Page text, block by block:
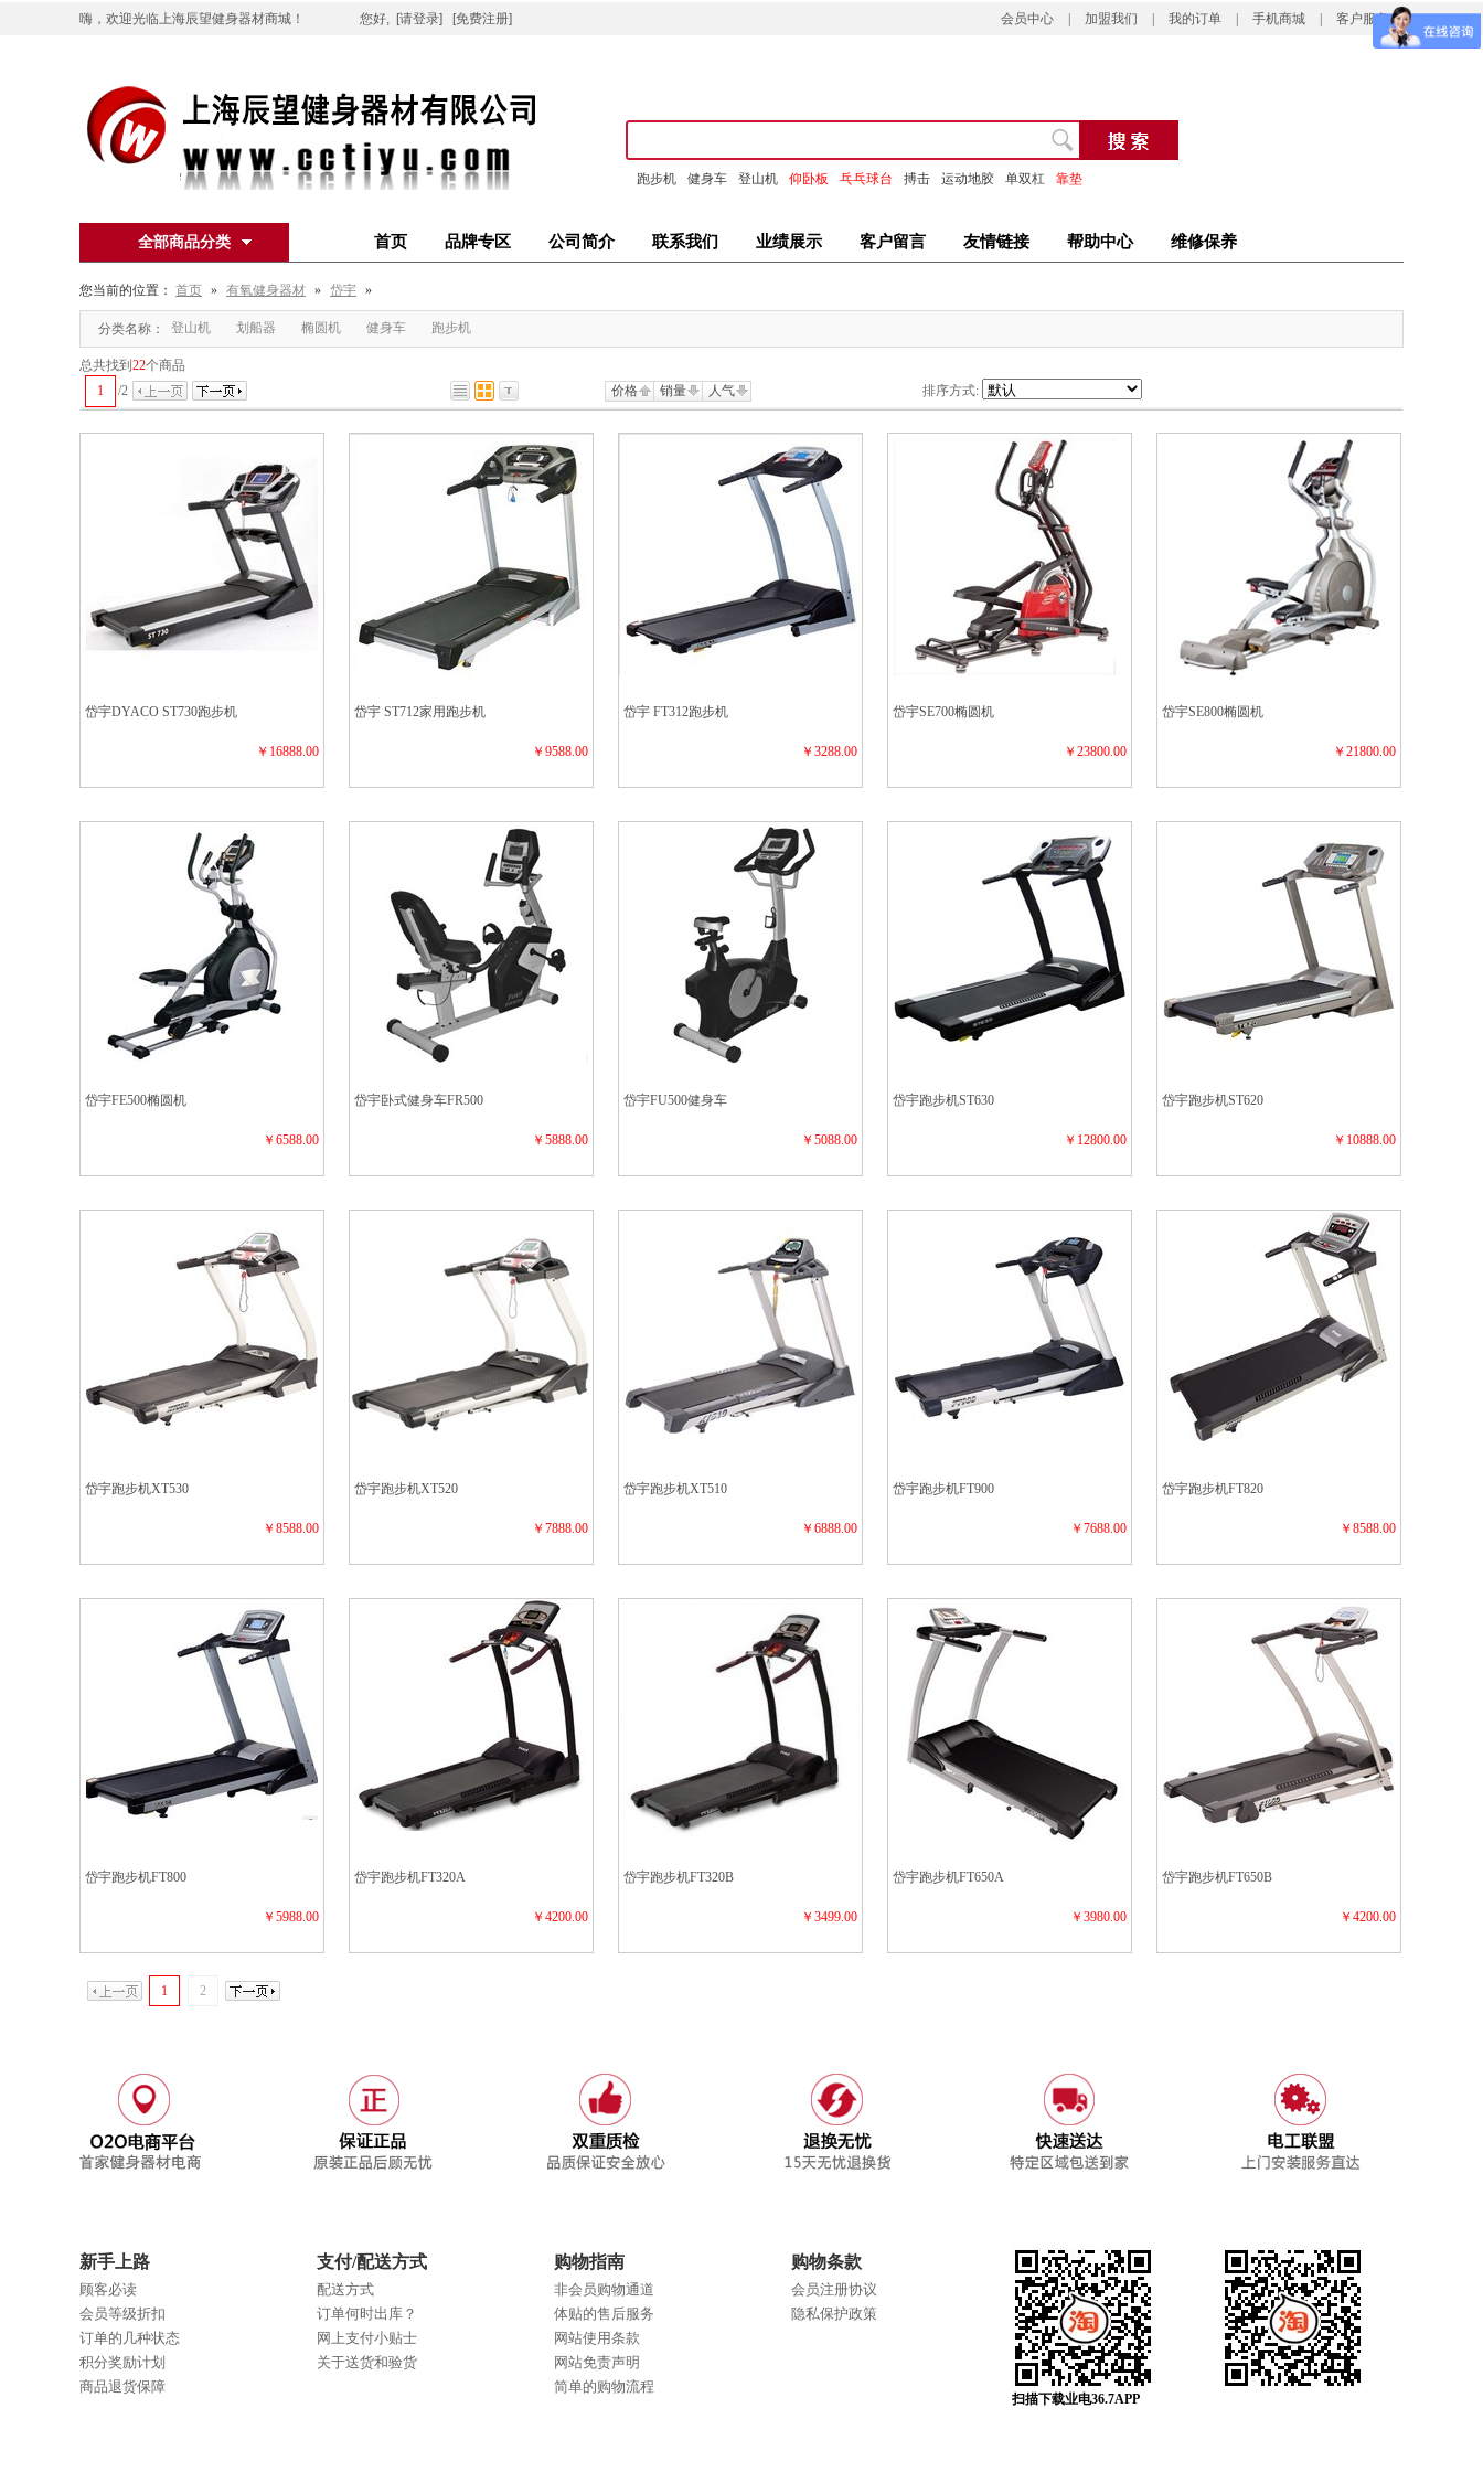
嗨，欢迎光临上海辰望健身器材商城！ 您好, [请登录] [免费注册] 会员中心 加盟我们 我的订单 手机商城 客户服务
跑步机 健身车 登山机 仰卧板 乓乓球台 搏击 运动地胶 单双杠 靠垫
全部商品分类 首页 品牌专区 公司简介 联系我们 业绩展示 客户留言 友情链接 帮助中心 维修保养
您当前的位置： 首页 » 有氧健身器材 » 岱宇 »
分类名称： 登山机 划船器 椭圆机 健身车 跑步机
总共找到 22个商品
1
/2 价格 销量 人气 排序方式:
岱宇DYACO ST730跑步机
￥16888.00
岱宇 ST712家用跑步机
￥9588.00
岱宇 FT312跑步机
￥3288.00
岱宇SE700椭圆机
￥23800.00
岱宇SE800椭圆机
￥21800.00
岱宇FE500椭圆机
￥6588.00
岱宇卧式健身车FR500
￥5888.00
岱宇FU500健身车
￥5088.00
岱宇跑步机ST630
￥12800.00
岱宇跑步机ST620
￥10888.00
岱宇跑步机XT530
￥8588.00
岱宇跑步机XT520
￥7888.00
岱宇跑步机XT510
￥6888.00
岱宇跑步机FT900
￥7688.00
岱宇跑步机FT820
￥8588.00
岱宇跑步机FT800
￥5988.00
岱宇跑步机FT320A
￥4200.00
岱宇跑步机FT320B
￥3499.00
岱宇跑步机FT650A
￥3980.00
岱宇跑步机FT650B
￥4200.00
1 2
新手上路
顾客必读
会员等级折扣
订单的几种状态
积分奖励计划
商品退货保障
支付/配送方式
配送方式
订单何时出库？
网上支付小贴士
关于送货和验货
购物指南
非会员购物通道
体贴的售后服务
网站使用条款
网站免责声明
简单的购物流程
购物条款
会员注册协议
隐私保护政策
扫描下载业电36.7APP